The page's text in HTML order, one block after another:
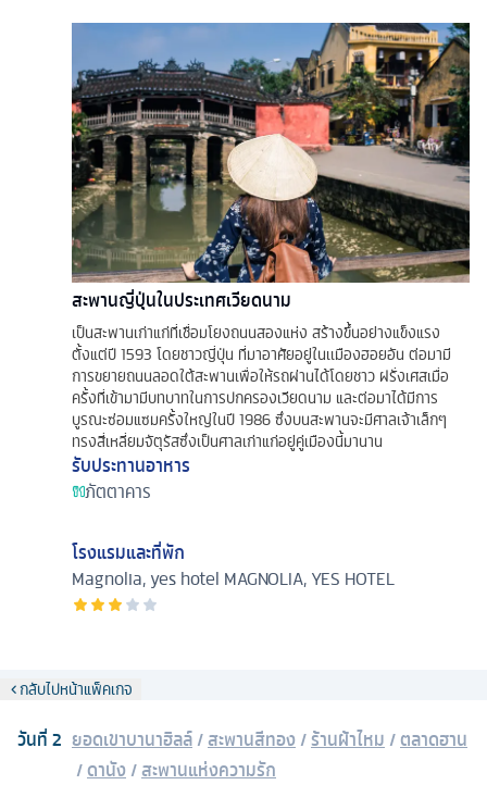
สะพานญี่ปุ่นในประเทศเวียดนาม
เป็นสะพานเก่าแก่ที่เชื่อมโยงถนนสองแห่ง สร้างขึ้นอย่างแข็งแรง
ตั้งแต่ปี 1593 โดยชาวญี่ปุ่น ที่มาอาศัยอยู่ในเเมืองฮอยอัน ต่อมามี
การขยายถนนลอดใต้สะพานเพื่อให้รถผ่านได้โดยชาว ฝรั่งเศสเมื่อ
ครั้งที่เข้ามามีบทบาทในการปกครองเวียดนาม และต่อมาได้มีการ
บูรณะซ่อมแซมครั้งใหญ่ในปี 1986 ซึ่งบนสะพานจะมีศาลเจ้าเล็กๆ
ทรงสี่เหลี่ยมจัตุรัสซึ่งเป็นศาลเก่าแก่อยู่คู่เมืองนี้มานาน
รับประทานอาหาร
ภัตตาคาร
โรงแรมและที่พัก
Magnolia, yes hotel MAGNOLIA, YES HOTEL
กลับไปหน้าแพ็คเกจ
วันที่2 ยอดเขาบานาฮิลล์/สะพานสีทอง/ร้านผ้าไหม /ตลาดฮาน
/ดานัง/สะพานแห่งความรัก